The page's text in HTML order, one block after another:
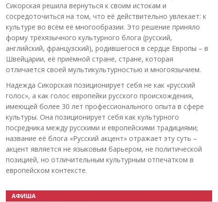
Сикорская решила вернуться к своим истокам и
сосредоточиться на том, что её действительно увлекает: к
культуре во всём её многообразии. Это решение приняло
форму трёхязычного культурного блога (русский,
английский, французский), родившегося в сердце Европы – в
Швейцарии, её приёмной стране, стране, которая
отличается своей мультикультурностью и многоязычием.
Надежда Сикорская позиционирует себя не как «русский
голос», а как голос европейки русского происхождения,
имеющей более 30 лет профессионального опыта в сфере
культуры. Она позиционирует себя как культурного
посредника между русскими и европейскими традициями;
название её блога «Русский акцент» отражает эту суть –
акцент является не языковым барьером, не политической
позицией, но отличительным культурным отпечатком в
европейском контексте.
АФИША